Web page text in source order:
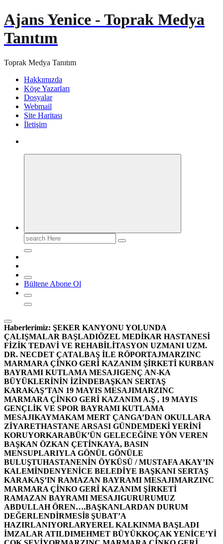
Ajans Yenice - Toprak Medya
Tanıtım
Toprak Medya Tanıtım
Hakkımızda
Köşe Yazarları
Dosyalar
Webmail
Site Haritası
İletişim
Search
for:
Bültene Abone Ol
Haberlerimiz: ŞEKER KANYONU YOLUNDA
ÇALIŞMALAR BAŞLADIÖZEL MEDİKAR HASTANESİ
FİZİK TEDAVİ VE REHABİLİTASYON UZMANI UZM.
DR. NECDET ÇATALBAŞ İLE RÖPORTAJMARZINC
MARMARA ÇİNKO GERİ KAZANIM ŞİRKETİ KURBAN
BAYRAMI KUTLAMA MESAJIGENÇ AN-KA
BÜYÜKLERİNİN İZİNDEBAŞKAN SERTAŞ
KARAKAŞ’TAN 19 MAYIS MESAJIMARZINC
MARMARA ÇİNKO GERİ KAZANIM A.Ş , 19 MAYIS
GENÇLİK VE SPOR BAYRAMI KUTLAMA
MESAJIKAYMAKAM MERT ÇANGA’DAN OKULLARA
ZİYARETHASTANE ARSASI GÜNDEMDEKİ YERİNİ
KORUYORKARABÜK’ÜN GELECEĞİNE YÖN VEREN
BAŞKAN ÖZKAN ÇETİNKAYA, BASIN
MENSUPLARIYLA GÖNÜL GÖNÜLE
BULUŞTUHASTANENİN ÖYKÜSÜ / MUSTAFA AKAY’IN
KALEMİNDENYENİCE BELEDİYE BAŞKANI SERTAŞ
KARAKAŞ’IN RAMAZAN BAYRAMI MESAJIMARZINC
MARMARA ÇİNKO GERİ KAZANIM ŞİRKETİ
RAMAZAN BAYRAMI MESAJIGURURUMUZ
ABDULLAH ÖREN….BAŞKANLARDAN DURUM
DEĞERLENDİRMESİ8 ŞUBAT’A
HAZIRLANIYORLARYEREL KALKINMA BAŞLADI
İMZALAR ATILDIMEHMET BÜYÜKKOÇAK YENİCE’Yİ